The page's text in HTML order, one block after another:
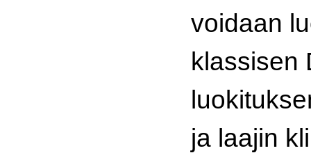
voidaan
klassisen
ja laajin